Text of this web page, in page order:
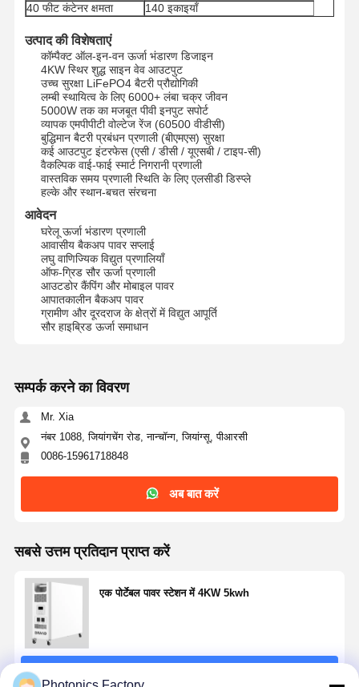
होम उत्पाद
पीवी सौर ऊर्जा प्रणाली
पोर्टेबल सौर जनरेटर
गरम प्रस्ताव
घरेलू उपकरण
सजावटी दीपक
नवीकरणीय ऊर्जा प्रणाली
40 फीट कंटेनर क्षमता
140 इकाइयाँ
उत्पाद की विशेषताएं
कॉम्पैक्ट ऑल-इन-वन ऊर्जा भंडारण डिजाइन
4KW स्थिर शुद्ध साइन वेव आउटपुट
उच्च सुरक्षा LiFePO4 बैटरी प्रौद्योगिकी
लम्बी स्थायित्व के लिए 6000+ लंबा चक्र जीवन
5000W तक का मजबूत पीवी इनपुट सपोर्ट
व्यापक एमपीपीटी वोल्टेज रेंज (60500 वीडीसी)
बुद्धिमान बैटरी प्रबंधन प्रणाली (बीएमएस) सुरक्षा
कई आउटपुट इंटरफेस (एसी / डीसी / यूएसबी / टाइप-सी)
वैकल्पिक वाई-फाई स्मार्ट निगरानी प्रणाली
वास्तविक समय प्रणाली स्थिति के लिए एलसीडी डिस्प्ले
हल्के और स्थान-बचत संरचना
आवेदन
घरेलू ऊर्जा भंडारण प्रणाली
आवासीय बैकअप पावर सप्लाई
लघु वाणिज्यिक विद्युत प्रणालियाँ
ऑफ-ग्रिड सौर ऊर्जा प्रणाली
आउटडोर कैंपिंग और मोबाइल पावर
आपातकालीन बैकअप पावर
ग्रामीण और दूरदराज के क्षेत्रों में विद्युत आपूर्ति
सौर हाइब्रिड ऊर्जा समाधान
सम्पर्क करने का विवरण
Mr. Xia
नंबर 1088, जियांगचेंग रोड, नान्चॉन्ग, जियांग्सू, पीआरसी
0086-15961718848
अब बात करें
सबसे उत्तम प्रतिदान प्राप्त करें
एक पोर्टेबल पावर स्टेशन में 4KW 5kwh